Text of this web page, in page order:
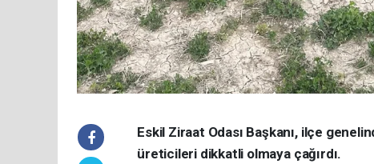
Eskil Ziraat Odası Başkanı, ilçe
üreticileri dikkatli olmaya çağırdı.